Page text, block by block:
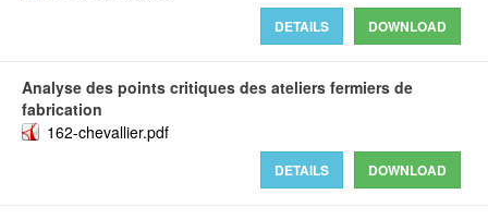
DOWNLOAD
DETAILS
Analyse des points critiques des ateliers fermiers de
fabrication
162-chevallier.pdf
DOWNLOAD
DETAILS